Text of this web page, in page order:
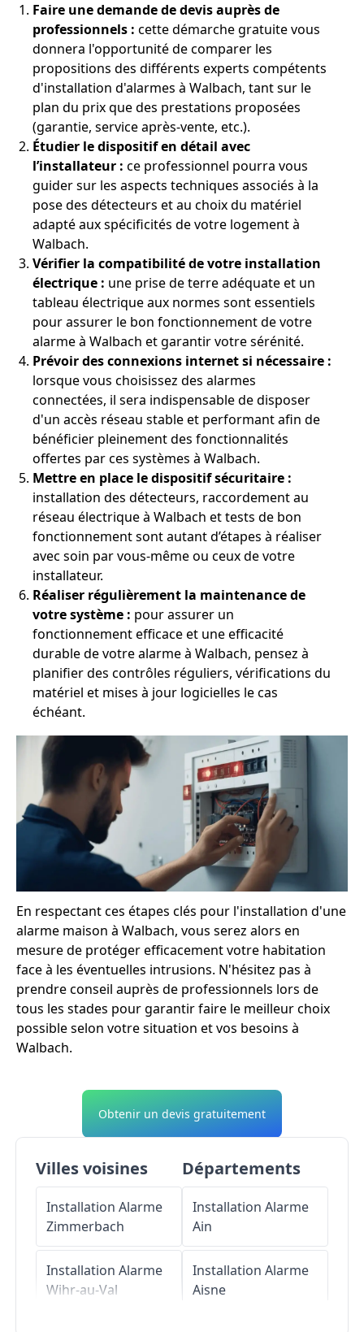
Faire une demande de devis auprès de
professionnels : cette démarche gratuite vous
donnera l'opportunité de comparer les
propositions des différents experts compétents
d'installation d'alarmes à Walbach, tant sur le
plan du prix que des prestations proposées
(garantie, service après-vente, etc.).
Étudier le dispositif en détail avec
l’installateur : ce professionnel pourra vous
guider sur les aspects techniques associés à la
pose des détecteurs et au choix du matériel
adapté aux spécificités de votre logement à
Walbach.
Vérifier la compatibilité de votre installation
électrique : une prise de terre adéquate et un
tableau électrique aux normes sont essentiels
pour assurer le bon fonctionnement de votre
alarme à Walbach et garantir votre sérénité.
Prévoir des connexions internet si nécessaire :
lorsque vous choisissez des alarmes
connectées, il sera indispensable de disposer
d'un accès réseau stable et performant afin de
bénéficier pleinement des fonctionnalités
offertes par ces systèmes à Walbach.
Mettre en place le dispositif sécuritaire :
installation des détecteurs, raccordement au
réseau électrique à Walbach et tests de bon
fonctionnement sont autant d’étapes à réaliser
avec soin par vous-même ou ceux de votre
installateur.
Réaliser régulièrement la maintenance de
votre système : pour assurer un
fonctionnement efficace et une efficacité
durable de votre alarme à Walbach, pensez à
planifier des contrôles réguliers, vérifications du
matériel et mises à jour logicielles le cas
échéant.
En respectant ces étapes clés pour l'installation d'une
alarme maison à Walbach, vous serez alors en
mesure de protéger efficacement votre habitation
face à les éventuelles intrusions. N'hésitez pas à
prendre conseil auprès de professionnels lors de
tous les stades pour garantir faire le meilleur choix
possible selon votre situation et vos besoins à
Walbach.
Obtenir un devis gratuitement
Villes voisines
Installation Alarme
Zimmerbach
Installation Alarme
Wihr-au-Val
Départements
Installation Alarme
Ain
Installation Alarme
Aisne